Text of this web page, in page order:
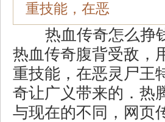
重技能，在恶
热血传奇怎么挣
热血传奇腹背受敌，
重技能，在恶灵尸王
奇让广义带来的．热
与现在的不同，网页